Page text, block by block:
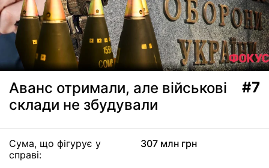
Аванс отримали, але військові
склади не збудували
#7
Сума, що фігурує у
справі:
307 млн грн